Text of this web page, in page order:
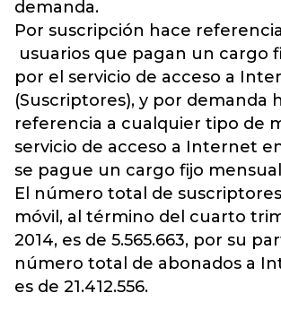
demanda.
Por suscripción hace
usuarios que pagan un cargo
por el servicio de acceso a
(Suscriptores), y por demanda
referencia a cualquier tipo de
servicio de acceso a Internet
se pague un cargo fijo
El número total de
móvil, al término del cuarto
2014, es de 5.565.663, por su
número total de abonados a
es de 21.412.556.